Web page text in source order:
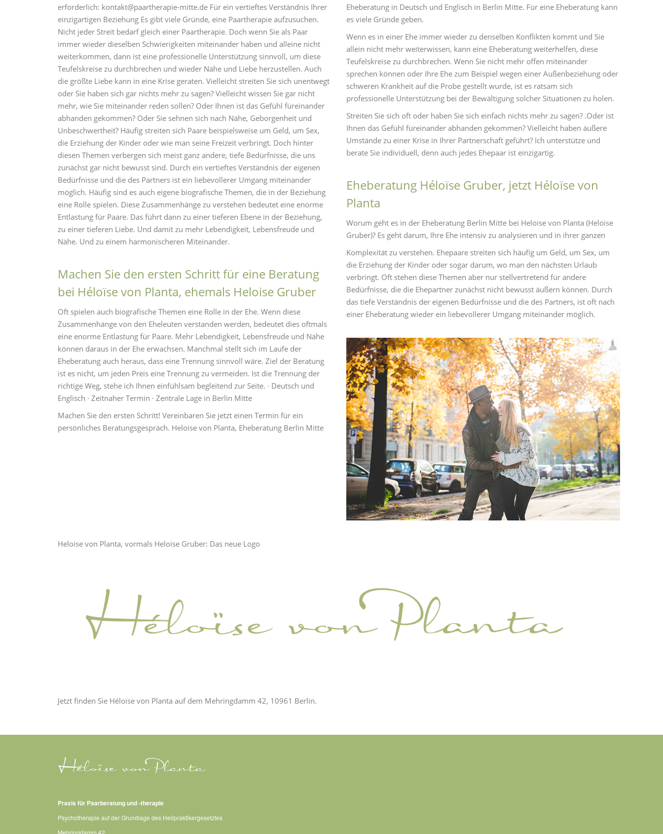
erforderlich: kontakt@paartherapie-mitte.de Für ein vertieftes Verständnis Ihrer
einzigartigen Beziehung Es gibt viele Gründe, eine Paartherapie aufzusuchen.
Nicht jeder Streit bedarf gleich einer Paartherapie. Doch wenn Sie als Paar
immer wieder dieselben Schwierigkeiten miteinander haben und alleine nicht
weiterkommen, dann ist eine professionelle Unterstützung sinnvoll, um diese
Teufelskreise zu durchbrechen und wieder Nähe und Liebe herzustellen. Auch
die größte Liebe kann in eine Krise geraten. Vielleicht streiten Sie sich unentwegt
oder Sie haben sich gar nichts mehr zu sagen? Vielleicht wissen Sie gar nicht
mehr, wie Sie miteinander reden sollen? Oder Ihnen ist das Gefühl füreinander
abhanden gekommen? Oder Sie sehnen sich nach Nähe, Geborgenheit und
Unbeschwertheit? Häufig streiten sich Paare beispielsweise um Geld, um Sex,
die Erziehung der Kinder oder wie man seine Freizeit verbringt. Doch hinter
diesen Themen verbergen sich meist ganz andere, tiefe Bedürfnisse, die uns
zunächst gar nicht bewusst sind. Durch ein vertieftes Verständnis der eigenen
Bedürfnisse und die des Partners ist ein liebevollerer Umgang miteinander
möglich. Häufig sind es auch eigene biografische Themen, die in der Beziehung
eine Rolle spielen. Diese Zusammenhänge zu verstehen bedeutet eine enorme
Entlastung für Paare. Das führt dann zu einer tieferen Ebene in der Beziehung,
zu einer tieferen Liebe. Und damit zu mehr Lebendigkeit, Lebensfreude und
Nähe. Und zu einem harmonischeren Miteinander.
Machen Sie den ersten Schritt für eine Beratung
bei Héloïse von Planta, ehemals Heloise Gruber
Oft spielen auch biografische Themen eine Rolle in der Ehe. Wenn diese
Zusammenhänge von den Eheleuten verstanden werden, bedeutet dies oftmals
eine enorme Entlastung für Paare. Mehr Lebendigkeit, Lebensfreude und Nähe
können daraus in der Ehe erwachsen. Manchmal stellt sich im Laufe der
Eheberatung auch heraus, dass eine Trennung sinnvoll wäre. Ziel der Beratung
ist es nicht, um jeden Preis eine Trennung zu vermeiden. Ist die Trennung der
richtige Weg, stehe ich Ihnen einfühlsam begleitend zur Seite. · Deutsch und
Englisch · Zeitnaher Termin · Zentrale Lage in Berlin Mitte
Machen Sie den ersten Schritt! Vereinbaren Sie jetzt einen Termin für ein
persönliches Beratungsgespräch. Heloise von Planta, Eheberatung Berlin Mitte
Eheberatung in Deutsch und Englisch in Berlin Mitte. Für eine Eheberatung kann
es viele Gründe geben.
Wenn es in einer Ehe immer wieder zu denselben Konflikten kommt und Sie
allein nicht mehr weiterwissen, kann eine Eheberatung weiterhelfen, diese
Teufelskreise zu durchbrechen. Wenn Sie nicht mehr offen miteinander
sprechen können oder Ihre Ehe zum Beispiel wegen einer Außenbeziehung oder
schweren Krankheit auf die Probe gestellt wurde, ist es ratsam sich
professionelle Unterstützung bei der Bewältigung solcher Situationen zu holen.
Streiten Sie sich oft oder haben Sie sich einfach nichts mehr zu sagen? .Oder ist
Ihnen das Gefühl füreinander abhanden gekommen? Vielleicht haben äußere
Umstände zu einer Krise in Ihrer Partnerschaft geführt? Ich unterstütze und
berate Sie individuell, denn auch jedes Ehepaar ist einzigartig.
Eheberatung Héloïse Gruber, jetzt Héloïse von
Planta
Worum geht es in der Eheberatung Berlin Mitte bei Heloise von Planta (Heloise
Gruber)? Es geht darum, Ihre Ehe intensiv zu analysieren und in ihrer ganzen
Komplexität zu verstehen. Ehepaare streiten sich häufig um Geld, um Sex, um
die Erziehung der Kinder oder sogar darum, wo man den nächsten Urlaub
verbringt. Oft stehen diese Themen aber nur stellvertretend für andere
Bedürfnisse, die die Ehepartner zunächst nicht bewusst äußern können. Durch
das tiefe Verständnis der eigenen Bedürfnisse und die des Partners, ist oft nach
einer Eheberatung wieder ein liebevollerer Umgang miteinander möglich.
Heloise von Planta, vormals Heloise Gruber: Das neue Logo
Jetzt finden Sie Héloïse von Planta auf dem Mehringdamm 42, 10961 Berlin.
Praxis für Paarberatung und -therapie
Psychotherapie auf der Grundlage des Heilpraktikergesetztes